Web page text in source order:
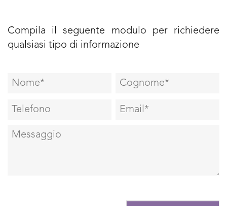
Compila il seguente modulo per richiedere
qualsiasi tipo di informazione